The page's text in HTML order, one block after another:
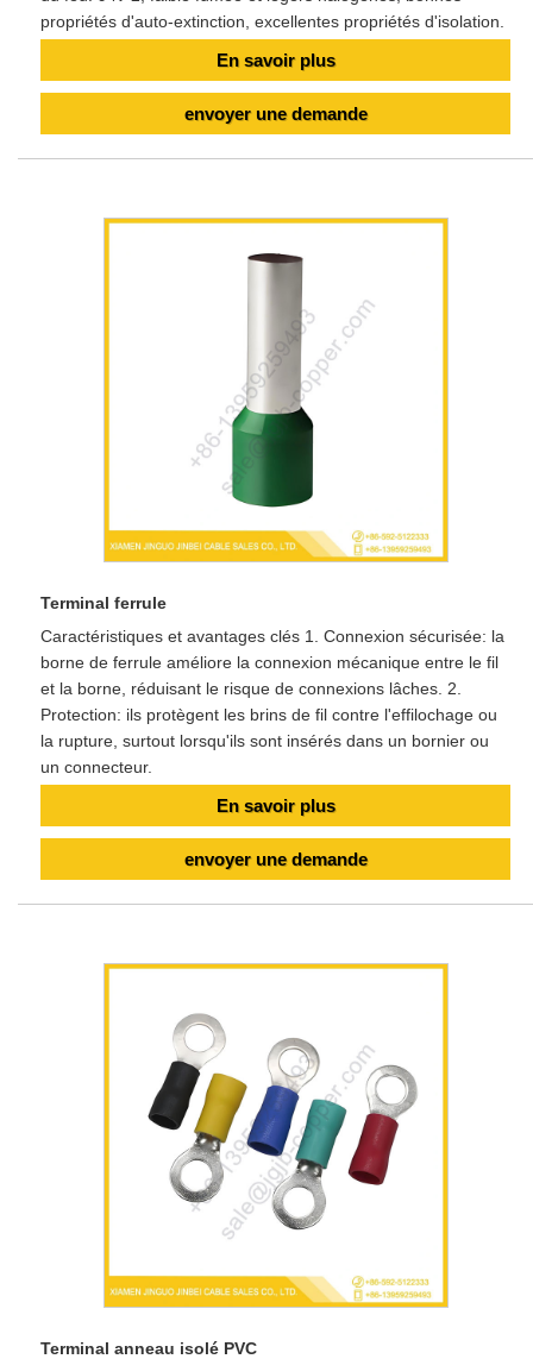
propriétés d'auto-extinction, excellentes propriétés d'isolation.
En savoir plus
envoyer une demande
Terminal ferrule
Caractéristiques et avantages clés 1. Connexion sécurisée: la
borne de ferrule améliore la connexion mécanique entre le fil
et la borne, réduisant le risque de connexions lâches. 2.
Protection: ils protègent les brins de fil contre l'effilochage ou
la rupture, surtout lorsqu'ils sont insérés dans un bornier ou
un connecteur.
En savoir plus
envoyer une demande
Terminal anneau isolé PVC